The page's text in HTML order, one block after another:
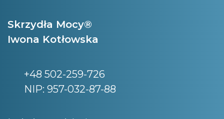
Skrzydła Mocy®
Iwona Kotłowska
+48 502-259-726
NIP: 957-032-87-88